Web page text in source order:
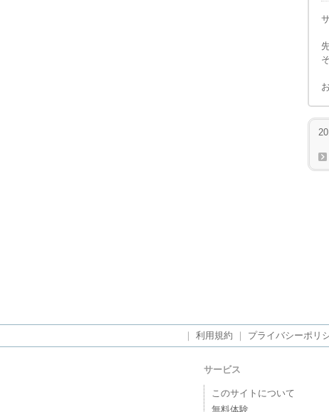
利用規約 プライバシーポリ
サービス
このサイトについて
無料体験